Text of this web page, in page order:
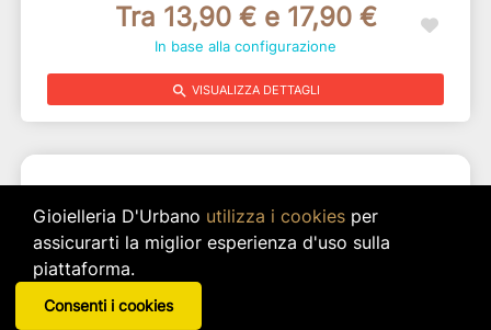
Tra 13,90 € e 17,90 €
In base alla configurazione
search VISUALIZZA DETTAGLI
Gioielleria D'Urbano utilizza i cookiesper
assicurarti la miglior esperienza d'uso sulla
piattaforma.
Consenti i cookies